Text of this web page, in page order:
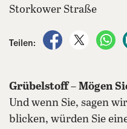
Storkower Straße
Teilen:
auf Facebook
auf X
Grübelstoff– Mögen
Und wenn Sie, sagen
blicken, würden Sie